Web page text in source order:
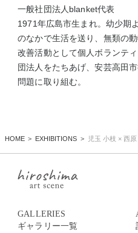
一般社団法人blanket代表
1971年広島市生まれ。幼少期
のなかで生活を送り、無類の
改善活動として個人ボランテ
団法人をたちあげ、安芸高田
問題に取り組む。
HOME EXHIBITIONS 児玉 小枝 × 西原
GALLERIES
ギャラリー一覧